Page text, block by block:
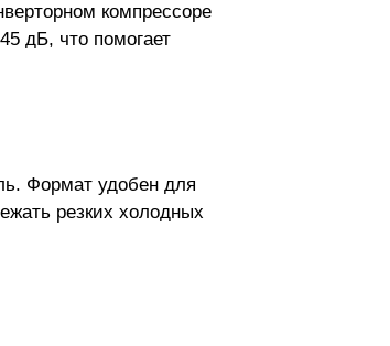
компрессоре
дБ, что помогает
Формат удобен для
резких холодных